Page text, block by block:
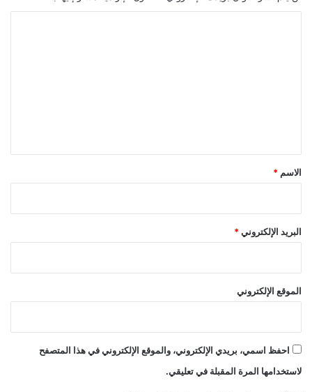
*
الاسم *
البريد الإلكتروني*
الموقع الإلكتروني
احفظ اسمي، بريدي الإلكتروني، والموقع الإلكتروني في هذا المتصفح
لاستخدامها المرة المقبلة في تعليقي.